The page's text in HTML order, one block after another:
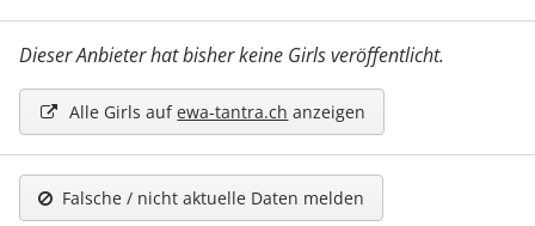
Dieser Anbieter hat bisher keine Girls veröffentlicht.
Alle Girls aufewa-tantra.ch anzeigen
Falsche / nicht aktuelle Daten melden